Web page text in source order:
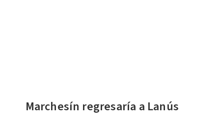
Marchesín regresaría a Lanús